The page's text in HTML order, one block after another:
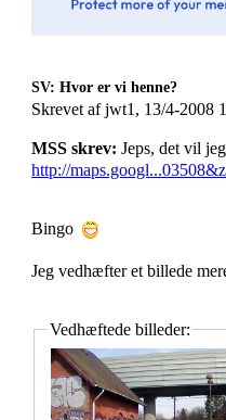
SV: Hvor er vi henne?
Skrevet af jwt1, 13/4-2008
MSS skrev: Jeps, det vil
http://
Bingo
Jeg vedhæfter et billede
Vedhæftede billeder: